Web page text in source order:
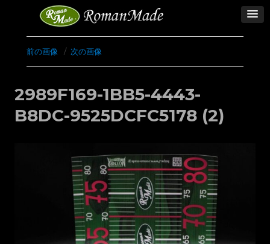
前の画像 次の画像
2989F169-1BB5-4443-
B8DC-9525DCFC5178 (2)